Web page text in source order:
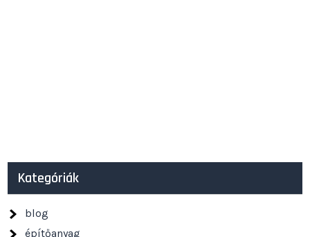
Kategóriák
blog
építőanyag